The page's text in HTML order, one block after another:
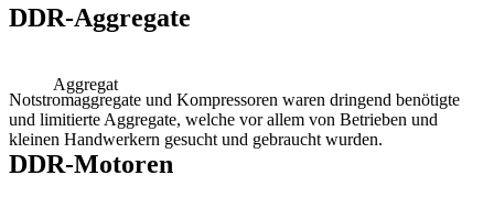
DDR-Aggregate
Aggregat
Notstromaggregate und Kompressoren waren dringend benötigte
und limitierte Aggregate, welche vor allem von Betrieben und
kleinen Handwerkern gesucht und gebraucht wurden.
DDR-Motoren